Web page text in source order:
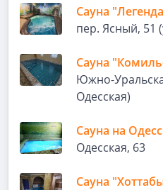
Сауна
пер. Ясный, 51
Сауна
Южно-
Одесская)
Сауна на
Одесская, 63
Сауна